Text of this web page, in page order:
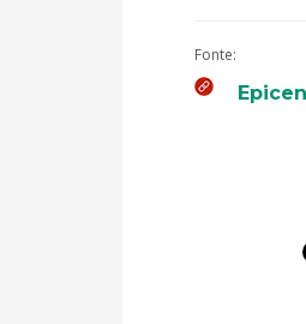
Fonte: